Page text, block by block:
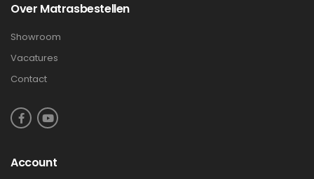
Over Matrasbestellen
Showroom
Vacatures
Contact
Account